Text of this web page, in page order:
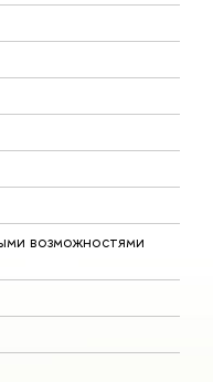
возможностями